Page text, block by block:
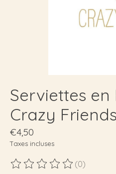
Serviettes en
Crazy
€4,50
Taxes incluses
Ce produit est évalué à
(0)